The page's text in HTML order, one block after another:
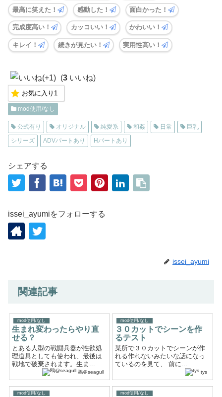
最高に笑えた！ 感動した！ 面白かった！
完成度高い！ カッコいい！ かわいい！
キレイ！ 続きが見たい！ 実用性高い！
(3 いいね)
お気に入り 1
mod使用/なし
公式有り オリジナル 純愛系 和姦 日常
巨乳
シリーズ
ADVパートあり Hパートあり
シェアする
issei_ayumiをフォローする
issei_ayumi
関連記事
mod使用/なし
生まれ変わったらやり直
せる？
とある人型の戦闘兵器が性欲処
理道具としても使われ、最後は
戦地で破棄されます。生ま...
鴎＠seagull
mod使用/なし
３０カットでシーンを作
るテスト
某所で３０カットでシーンが作
れる作れないみたいな話になっ
ているのを見て、 前に...
tys
mod使用/なし mod使用/なし